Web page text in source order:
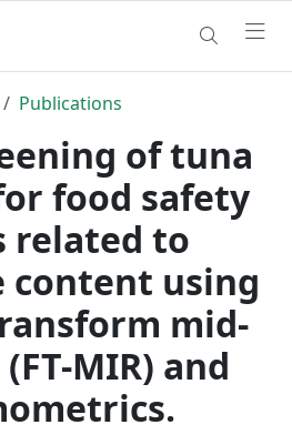
Publications
of tuna
food safety
related to
content using
mid-
MIR) and